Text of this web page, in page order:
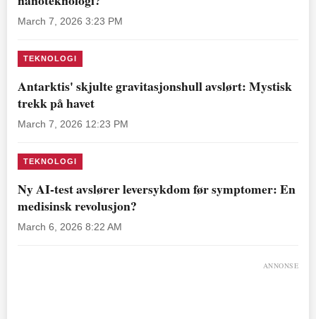
March 7, 2026 3:23 PM
TEKNOLOGI
Antarktis' skjulte gravitasjonshull avslørt: Mystisk
trekk på havet
March 7, 2026 12:23 PM
TEKNOLOGI
Ny AI-test avslører leversykdom før symptomer: En
medisinsk revolusjon?
March 6, 2026 8:22 AM
ANNONSE